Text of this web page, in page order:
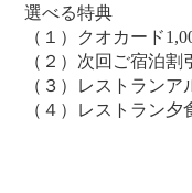
選べる特典
（１）クオカード
（２）次回ご宿泊割
（３）レストランア
（４）レストラン夕